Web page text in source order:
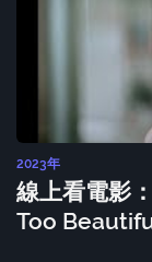
2023年
線上看電影
Too